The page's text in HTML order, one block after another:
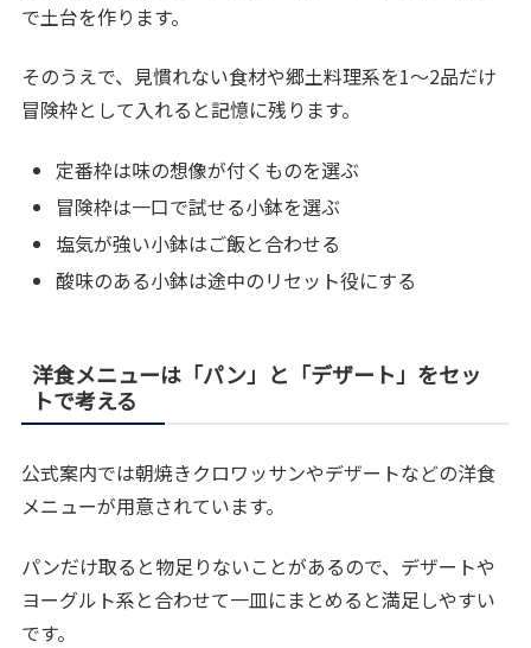
で土台を作ります。
そのうえで、見慣れない食材や郷土料理系を1～2品だけ
冒険枠として入れると記憶に残ります。
定番枠は味の想像が付くものを選ぶ
冒険枠は一口で試せる小鉢を選ぶ
塩気が強い小鉢はご飯と合わせる
酸味のある小鉢は途中のリセット役にする
洋食メニューは「パン」と「デザート」をセッ
トで考える
公式案内では朝焼きクロワッサンやデザートなどの洋食
メニューが用意されています。
パンだけ取ると物足りないことがあるので、デザートや
ヨーグルト系と合わせて一皿にまとめると満足しやすい
です。